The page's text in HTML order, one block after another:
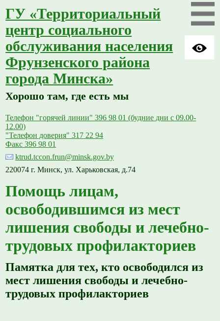
ГУ «Территориальный
центр социального
обслуживания населения
Фрунзенского района
города Минска»
Хорошо там, где есть мы
Телефон "горячей линии" 396 98 01 (будние дни с 09.00-
12.00)
"Телефон доверия" 317 22 94
Факс 396 98 01
ktrud.tccon.frun@minsk.gov.by
220074 г. Минск, ул. Харьковская, д.74
Помощь лицам,
освободившимся из мест
лишения свободы и лечебно-
трудовых профилакториев
Памятка для тех, кто освободился из
мест лишения свободы и лечебно-
трудовых профилакториев